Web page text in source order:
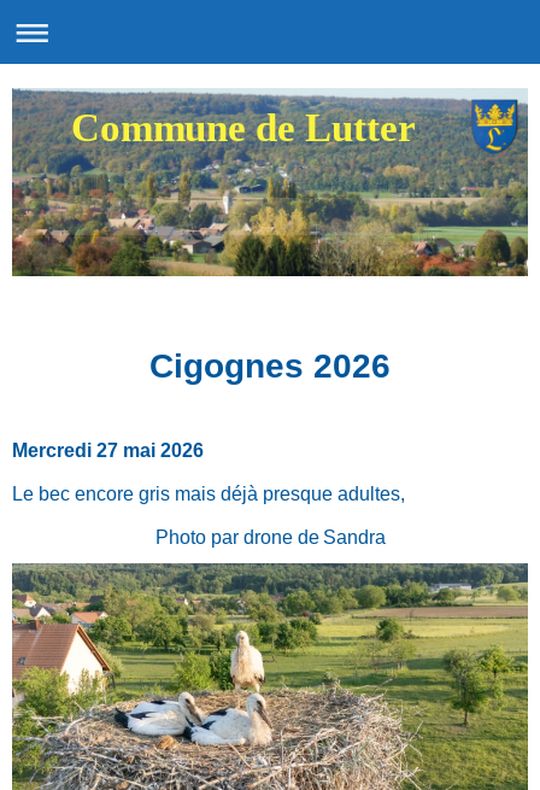
Commune de Lutter
Cigognes 2026
Mercredi 27 mai 2026
Le bec encore gris mais déjà presque adultes,
Photo par drone de Sandra